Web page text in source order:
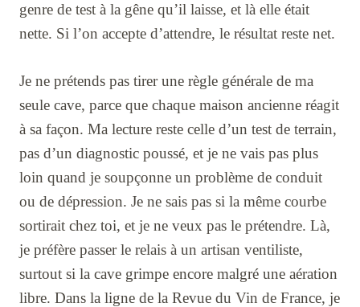
genre de test à la gêne qu’il laisse, et là elle était
nette. Si l’on accepte d’attendre, le résultat reste net.
Je ne prétends pas tirer une règle générale de ma
seule cave, parce que chaque maison ancienne réagit
à sa façon. Ma lecture reste celle d’un test de terrain,
pas d’un diagnostic poussé, et je ne vais pas plus
loin quand je soupçonne un problème de conduit
ou de dépression. Je ne sais pas si la même courbe
sortirait chez toi, et je ne veux pas le prétendre. Là,
je préfère passer le relais à un artisan ventiliste,
surtout si la cave grimpe encore malgré une aération
libre. Dans la ligne de la Revue du Vin de France, je